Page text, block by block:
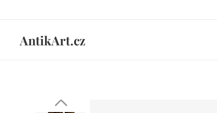
AntikArt.cz